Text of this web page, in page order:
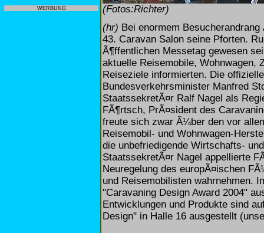
WERBUNG
(Fotos:Richter)
(hr) Bei enormem
43. Caravan Salon seine Pforten.
Ã¶ffentlichen Messetag gewesen
aktuelle Reisemobile, Wohnwagen,
Reiseziele informierten. Die
Bundesverkehrsminister Manfred
StaatssekretÃ¤r Ralf Nagel als
FÃ¶rtsch, PrÃ¤sident des
freute sich zwar Ã¼ber den vor
Reisemobil- und Wohnwagen-
die unbefriedigende Wirtschafts-
StaatssekretÃ¤r Nagel appellierte
Neuregelung des europÃ¤ischen
und Reisemobilisten wahrnehmen.
"Caravaning Design Award 2004"
Entwicklungen und Produkte sind
Design" in Halle 16 ausgestellt